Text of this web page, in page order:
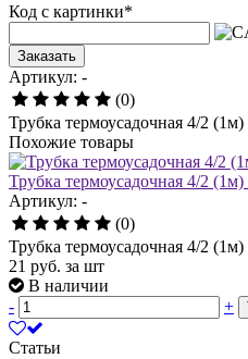
Код с картинки*
Заказать
Артикул: -
(0)
Трубка термоусадочная 4/2
Похожие товары
Трубка термоусадочная 4/2
Артикул: -
(0)
Трубка термоусадочная 4/2
21 руб. за шт
В наличии
-
+
Статьи